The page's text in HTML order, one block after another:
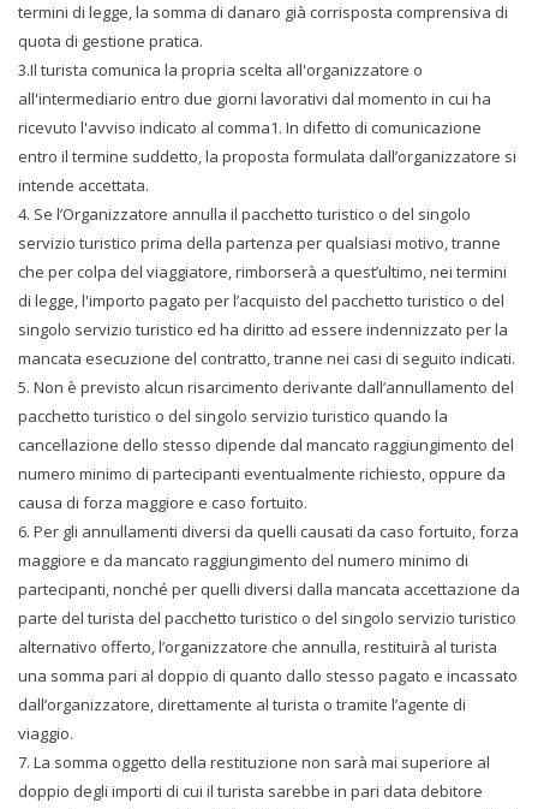
termini di legge, la somma di danaro già corrisposta comprensiva di
quota di gestione pratica.
3.Il turista comunica la propria scelta all'organizzatore o
all'intermediario entro due giorni lavorativi dal momento in cui ha
ricevuto l'avviso indicato al comma1. In difetto di comunicazione
entro il termine suddetto, la proposta formulata dall’organizzatore si
intende accettata.
4. Se l’Organizzatore annulla il pacchetto turistico o del singolo
servizio turistico prima della partenza per qualsiasi motivo, tranne
che per colpa del viaggiatore, rimborserà a quest’ultimo, nei termini
di legge, l'importo pagato per l’acquisto del pacchetto turistico o del
singolo servizio turistico ed ha diritto ad essere indennizzato per la
mancata esecuzione del contratto, tranne nei casi di seguito indicati.
5. Non è previsto alcun risarcimento derivante dall’annullamento del
pacchetto turistico o del singolo servizio turistico quando la
cancellazione dello stesso dipende dal mancato raggiungimento del
numero minimo di partecipanti eventualmente richiesto, oppure da
causa di forza maggiore e caso fortuito.
6. Per gli annullamenti diversi da quelli causati da caso fortuito, forza
maggiore e da mancato raggiungimento del numero minimo di
partecipanti, nonché per quelli diversi dalla mancata accettazione da
parte del turista del pacchetto turistico o del singolo servizio turistico
alternativo offerto, l’organizzatore che annulla, restituirà al turista
una somma pari al doppio di quanto dallo stesso pagato e incassato
dall’organizzatore, direttamente al turista o tramite l’agente di
viaggio.
7. La somma oggetto della restituzione non sarà mai superiore al
doppio degli importi di cui il turista sarebbe in pari data debitore